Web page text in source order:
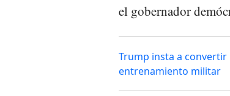
el gobernador
Trump insta a convertir
entrenamiento militar